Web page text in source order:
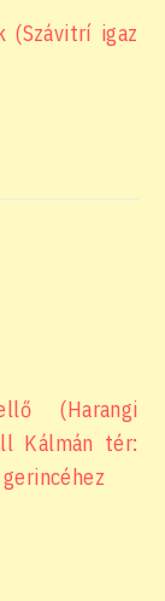
(Szávitrí igaz
(Harangi
Kálmán tér: